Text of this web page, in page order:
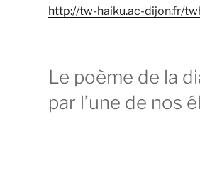
http://tw-haiku.ac-dijon.fr/
Le poème de la
par l’une de nos